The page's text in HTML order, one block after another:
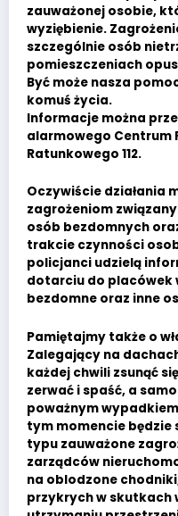
zauważonej osobie,
wyziębienie.
szczególnie osób
pomieszczeniach
Być może nasza
komuś życia.
Informacje można
alarmowego Centrum
Ratunkowego 112.
Oczywiście działania
zagrożeniom
osób bezdomnych
trakcie czynności
policjanci udzielą
dotarciu do placówek
bezdomne oraz inne
Pamiętajmy także o
Zalegający na
każdej chwili zsunąć
zerwać i spaść, a
poważnym
tym momencie będzie
typu zauważone
zarządców
na oblodzone
przykrych w skutkach